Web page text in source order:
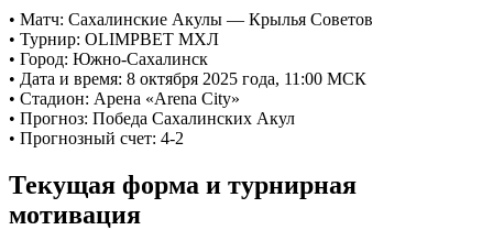
• Матч: Сахалинские Акулы — Крылья Советов
• Турнир: OLIMPBET МХЛ
• Город: Южно-Сахалинск
• Дата и время: 8 октября 2025 года, 11:00 МСК
• Стадион: Арена «Arena City»
• Прогноз: Победа Сахалинских Акул
• Прогнозный счет: 4-2
Текущая форма и турнирная
мотивация